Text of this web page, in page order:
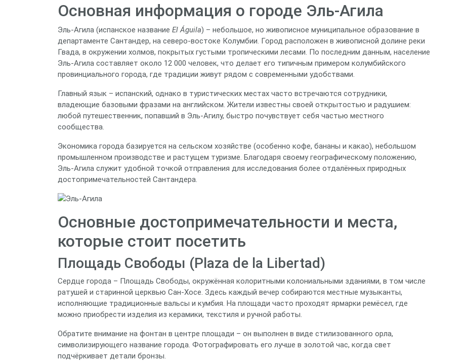
Основная информация о городе Эль‑Агила
Эль‑Агила (испанское название El Águila) – небольшое, но живописное муниципальное образование в
департаменте Сантандер, на северо-востоке Колумбии. Город расположен в живописной долине реки
Гвада, в окружении холмов, покрытых густыми тропическими лесами. По последним данным, население
Эль‑Агила составляет около 12 000 человек, что делает его типичным примером колумбийского
провинциального города, где традиции живут рядом с современными удобствами.
Главный язык – испанский, однако в туристических местах часто встречаются сотрудники,
владеющие базовыми фразами на английском. Жители известны своей открытостью и радушием:
любой путешественник, попавший в Эль‑Агилу, быстро почувствует себя частью местного
сообщества.
Экономика города базируется на сельском хозяйстве (особенно кофе, бананы и какао), небольшом
промышленном производстве и растущем туризме. Благодаря своему географическому положению,
Эль‑Агила служит удобной точкой отправления для исследования более отдалённых природных
достопримечательностей Сантандера.
Основные достопримечательности и места,
которые стоит посетить
Площадь Свободы (Plaza de la Libertad)
Сердце города – Площадь Свободы, окружённая колоритными колониальными зданиями, в том числе
ратушей и старинной церквью Сан‑Хосе. Здесь каждый вечер собираются местные музыканты,
исполняющие традиционные вальсы и кумбия. На площади часто проходят ярмарки ремёсел, где
можно приобрести изделия из керамики, текстиля и ручной работы.
Обратите внимание на фонтан в центре площади – он выполнен в виде стилизованного орла,
символизирующего название города. Фотографировать его лучше в золотой час, когда свет
подчёркивает детали бронзы.